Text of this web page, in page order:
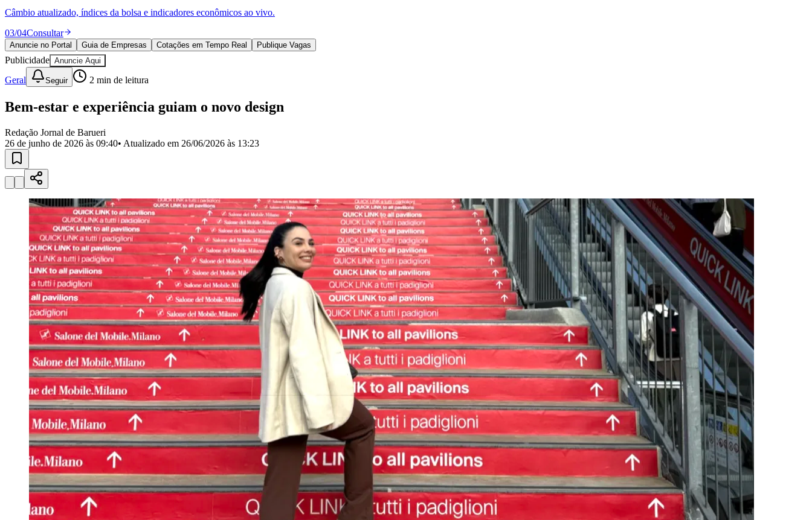
Eleições
Esportes
Saúde
Segurança
Cultura
Meio Ambiente
Obras
Bairros de Barueri
Selecione sua regiãoPara notícias da sua região
AldeiaAldeia da Serra
Militar Itapevi
CristinaJardim Maria Helena
AldeinhaOsascoParque dos CamargosParque ImperialParque Santa LuziaParque VianaPirapora do Bom JesusRecanto PhrynéaSantana de ParnaíbaSilveiraTamboréVale do SolVila BarrosVila Boa Vista
CondeVila Engenho NovoVila MárciaVila Nossa Sra. da EscadaVila PortoVotupoca
Para Sua Empresa
Anuncie no Portal
Guia de Empresas
Divulgar VagasNovo
Publicidade Legal
Negócios Regionais
Turismo
Segurança Regional
Hospitais Estaduais
Parques & Represas
Cidades da Região
Santana de ParnaíbaOsascoCarapicuíbaJandiraItapeviCotiaPirapora do Bom Jesus AraçariguamaCajamarCaieirasFranco da RochaFrancisco MoratoTaboão da SerraEmbu das Artes
São Roque
Para Sua Empresa
Anuncie Regional
Guia de Empresas
Vagas na RegiãoNovo
Hub de Negócios
Guia Comercial
Selo Verificado
Portal Educacional
Agenda de Vestibulares
Vagas de Emprego
Concursos
Câmbio atualizado, índices da bolsa e indicadores econômicos ao vivo.
03/04Consultar
Anuncie no Portal Guia de Empresas Cotações em Tempo Real Publique Vagas
Publicidade Anuncie Aqui
Geral Seguir 2 min de leitura
Bem-estar e experiência guiam o novo design
Redação Jornal de Barueri
26 de junho de 2026 às 09:40• Atualizado em 26/06/2026 às 13:23